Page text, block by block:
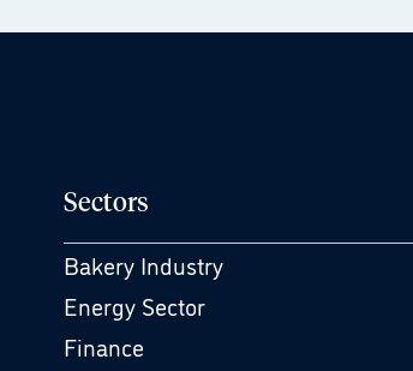
Sectors
Bakery Industry
Energy Sector
Finance